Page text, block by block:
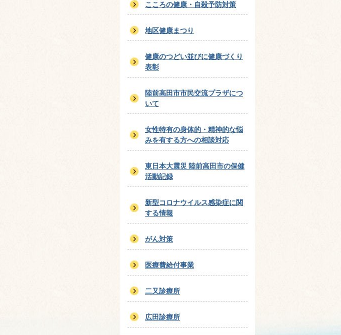
こころの健康・自殺予防対策
地区健康まつり
健康のつどい並びに健康づくり
表彰
陸前高田市市民交流プラザにつ
いて
女性特有の身体的・精神的な悩
みを有する方への相談対応
東日本大震災 陸前高田市の保健
活動記録
新型コロナウイルス感染症に関
する情報
がん対策
医療費給付事業
二又診療所
広田診療所